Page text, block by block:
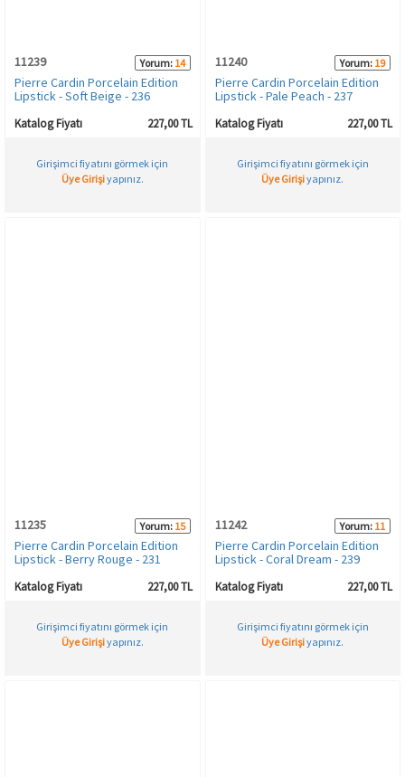
11239 Yorum: 14
Pierre Cardin Porcelain Edition
Lipstick - Soft Beige - 236
Katalog Fiyatı 227,00 TL
Girişimci fiyatını görmek için
Üye Girişiyapınız.
11240 Yorum: 19
Pierre Cardin Porcelain Edition
Lipstick - Pale Peach - 237
Katalog Fiyatı 227,00 TL
Girişimci fiyatını görmek için
Üye Girişiyapınız.
11235 Yorum: 15
Pierre Cardin Porcelain Edition
Lipstick - Berry Rouge - 231
Katalog Fiyatı 227,00 TL
Girişimci fiyatını görmek için
Üye Girişiyapınız.
11242 Yorum: 11
Pierre Cardin Porcelain Edition
Lipstick - Coral Dream - 239
Katalog Fiyatı 227,00 TL
Girişimci fiyatını görmek için
Üye Girişiyapınız.